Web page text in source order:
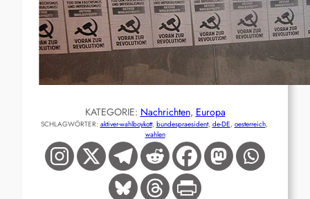
KATEGORIE: Nachrichten, Europa
SCHLAGWÖRTER: aktiver-wahlboykott, bundespraesident, de-DE, oesterreich
wahlen